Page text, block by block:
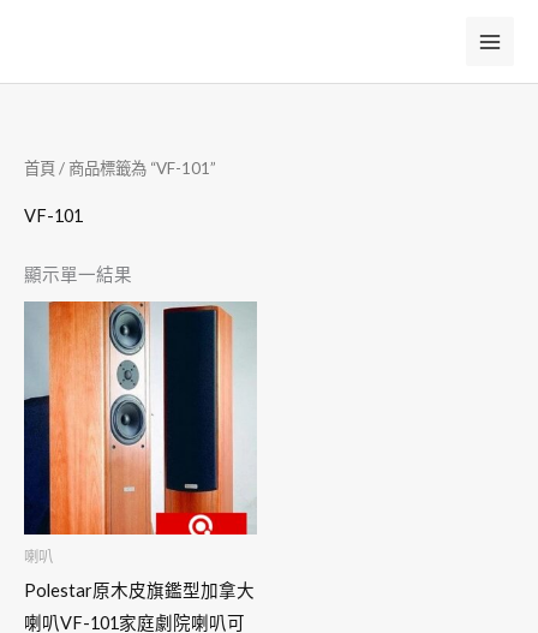
主
首頁/ 商品標籤為 “VF-101”
VF-101
顯示單一結果
喇叭
Polestar原木皮旗鑑型加拿大
喇叭VF-101家庭劇院喇叭可